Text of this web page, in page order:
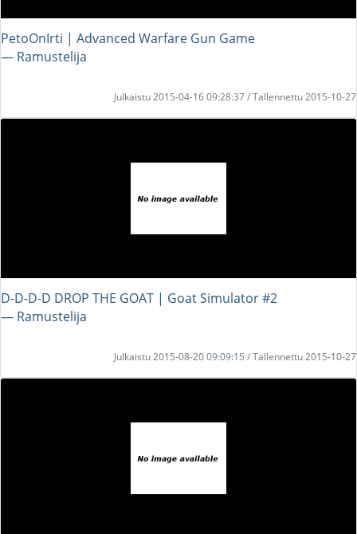
PetoOnIrti | Advanced Warfare Gun Game
― Ramustelija
Julkaistu 2015-04-16 09:28:37 / Tallennettu 2015-10-27
D-D-D-D DROP THE GOAT | Goat Simulator #2
― Ramustelija
Julkaistu 2015-08-20 09:09:15 / Tallennettu 2015-10-27